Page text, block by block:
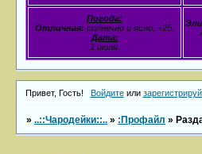
Погода:
Отличная: солнечно и ясно, +25.
Дата:
1 июля.
Привет, Гость! Войдитеили
»..::Чародейки::.. » :Профайл »